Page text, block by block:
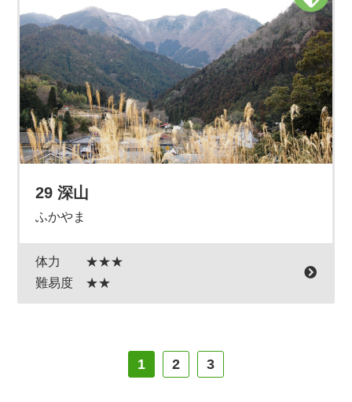
29 深山
ふかやま
体力
★★★
難易度
★★
1 2 3